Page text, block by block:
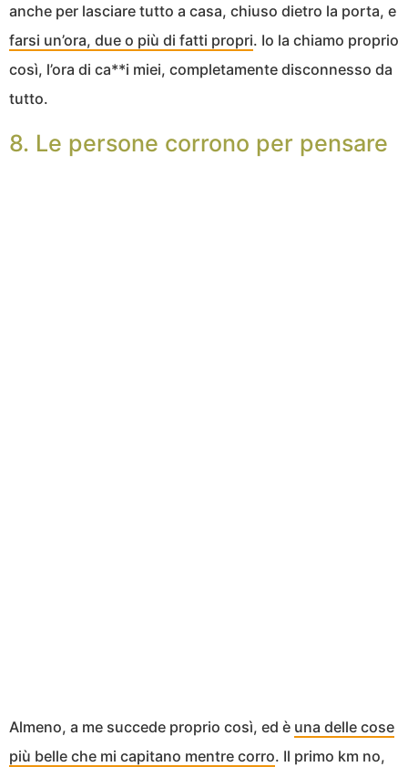
anche per lasciare tutto a casa, chiuso dietro la porta, e
farsi un’ora, due o più di fatti propri. Io la chiamo proprio
così, l’ora di ca**i miei, completamente disconnesso da
tutto.
8. Le persone corrono per pensare
Almeno, a me succede proprio così, ed è una delle cose
più belle che mi capitano mentre corro. Il primo km no,